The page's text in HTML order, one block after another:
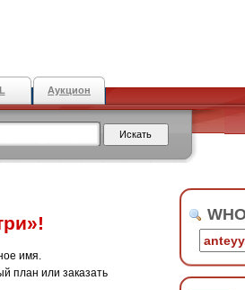
Аукцион
имя.
план или заказать